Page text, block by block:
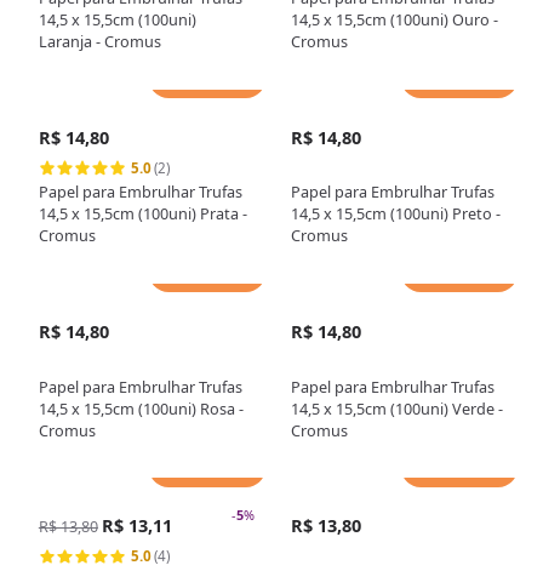
14,5 x 15,5cm (100uni)
Laranja - Cromus
14,5 x 15,5cm (100uni) Ouro -
Cromus
R$ 14,80
5.0(2)
Papel para Embrulhar Trufas
14,5 x 15,5cm (100uni) Prata -
Cromus
R$ 14,80
Papel para Embrulhar Trufas
14,5 x 15,5cm (100uni) Preto -
Cromus
R$ 14,80
Papel para Embrulhar Trufas
14,5 x 15,5cm (100uni) Rosa -
Cromus
R$ 14,80
Papel para Embrulhar Trufas
14,5 x 15,5cm (100uni) Verde -
Cromus
-5%
R$ 13,80 R$ 13,11
5.0(4)
R$ 13,80